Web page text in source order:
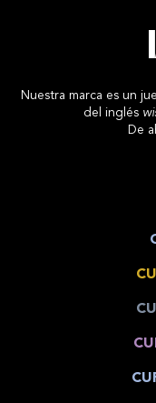
Nuestra marca es un
del inglés
De